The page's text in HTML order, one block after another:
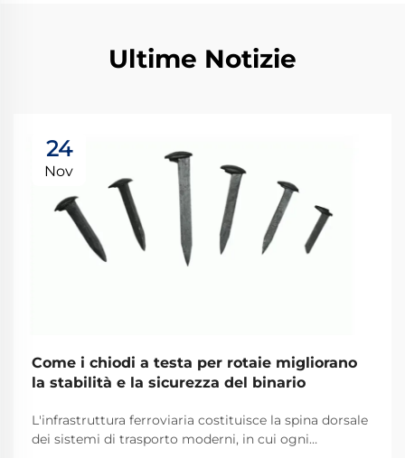
Ultime Notizie
24
Nov
Come i chiodi a testa per rotaie migliorano
la stabilità e la sicurezza del binario
L'infrastruttura ferroviaria costituisce la spina dorsale
dei sistemi di trasporto moderni, in cui ogni